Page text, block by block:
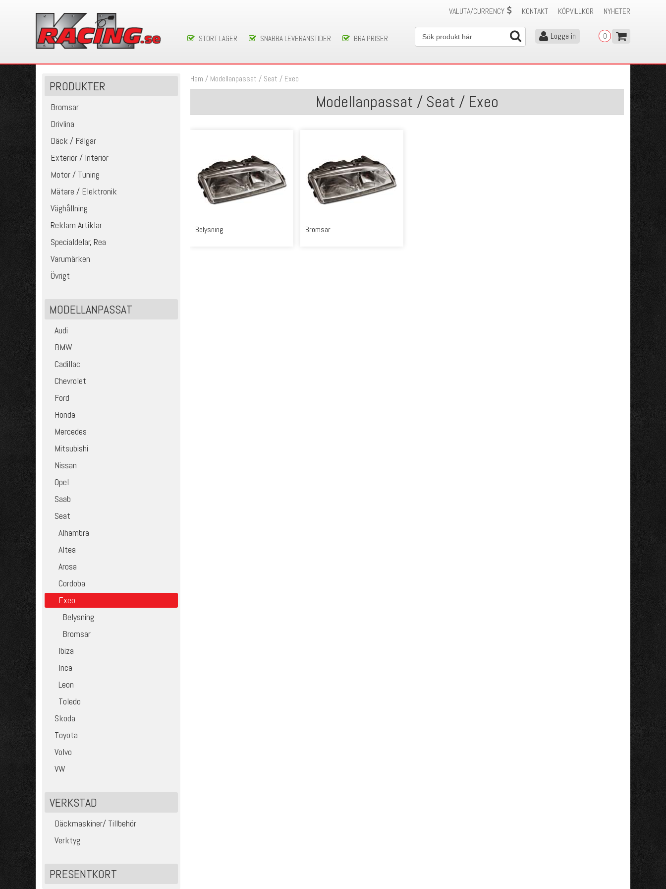
NYHETER
KÖPVILLKOR
KONTAKT
VALUTA/CURRENCY
STORT LAGER SNABBA LEVERANSTIDER BRA PRISER 0
Logga in
PRODUKTER
Bromsar
Drivlina
Däck / Fälgar
Exteriör / Interiör
Motor / Tuning
Mätare / Elektronik
Väghållning
Reklam Artiklar
Specialdelar, Rea
Varumärken
Övrigt
MODELLANPASSAT
Audi
BMW
Cadillac
Chevrolet
Ford
Honda
Mercedes
Mitsubishi
Nissan
Opel
Saab
Seat
Alhambra
Altea
Arosa
Cordoba
Exeo
Belysning
Bromsar
Ibiza
Inca
Leon
Toledo
Skoda
Toyota
Volvo
VW
VERKSTAD
Däckmaskiner/ Tillbehör
Verktyg
PRESENTKORT
Hem / Modellanpassat / Seat / Exeo
Modellanpassat / Seat / Exeo
Belysning Bromsar